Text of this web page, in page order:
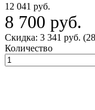
12 041 руб.
8 700 руб.
Скидка: 3 341 руб.
Количество